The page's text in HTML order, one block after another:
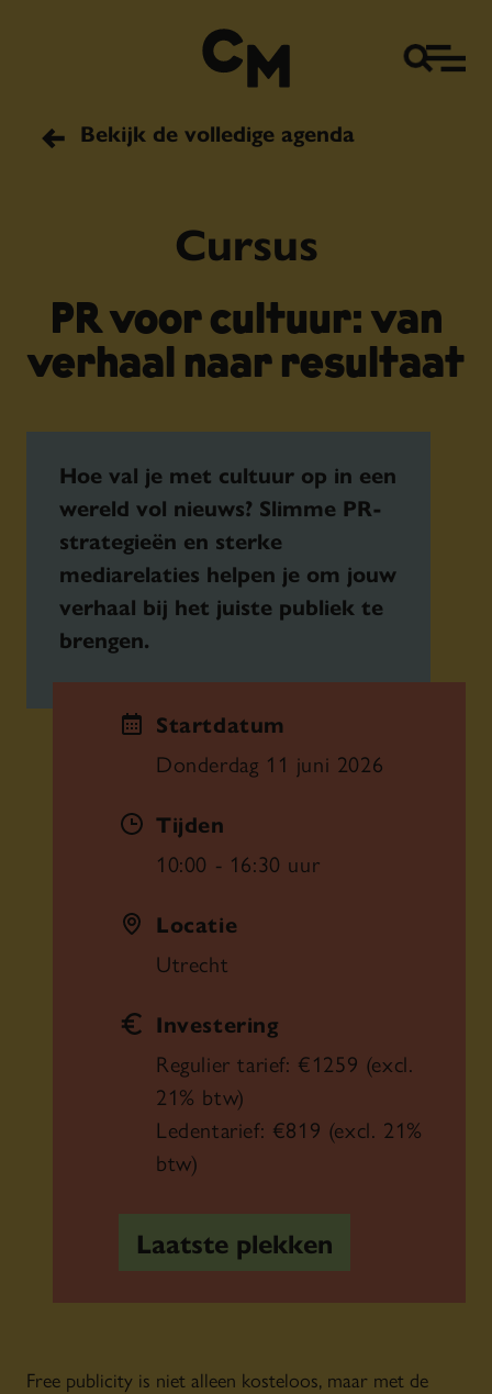
Bekijk de volledige agenda
Cursus
PR voor cultuur: van
verhaal naar resultaat
Hoe val je met cultuur op in een
wereld vol nieuws? Slimme PR-
strategieën en sterke
mediarelaties helpen je om jouw
verhaal bij het juiste publiek te
brengen.
Startdatum
Donderdag 11 juni 2026
Tijden
10:00 - 16:30 uur
Locatie
Utrecht
Investering
Regulier tarief: €1259 (excl.
21% btw)
Ledentarief: €819 (excl. 21%
btw)
Laatste plekken
Free publicity is niet alleen kosteloos, maar met de